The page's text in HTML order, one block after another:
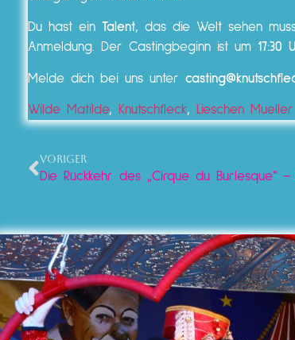
Du hast ein Talent, das die Welt sehen
Anmeldung. Der Castingbeginn ist um 17:30
Melde dich bei uns unter
Wilde Matilde, Knutschfleck, Lieschen Mueller
VORIGER